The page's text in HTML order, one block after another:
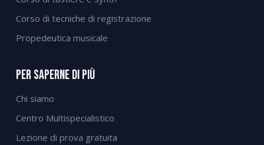
Corso di tecniche di registrazione
Propedeutica musicale
Per Saperne Di Più
Chi siamo
Centro Multispecialistico
Lezione di prova gratuita